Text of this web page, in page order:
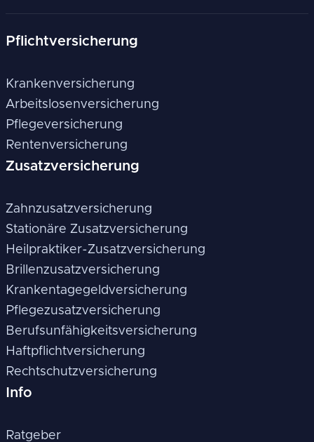
Pflichtversicherung
Krankenversicherung
Arbeitslosenversicherung
Pflegeversicherung
Rentenversicherung
Zusatzversicherung
Zahnzusatzversicherung
Stationäre Zusatzversicherung
Heilpraktiker-Zusatzversicherung
Brillenzusatzversicherung
Krankentagegeldversicherung
Pflegezusatzversicherung
Berufsunfähigkeitsversicherung
Haftpflichtversicherung
Rechtschutzversicherung
Info
Ratgeber